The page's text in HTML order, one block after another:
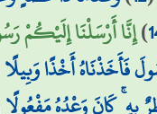
)إِنَّا أَرْسَلْنَا إِلَيْكُمْ
فَأَخَذْنَاهُ أَخْذًا وَبِيلًا
بِهِ ۚ كَانَ وَعْدُهُ مَفْعُولًا